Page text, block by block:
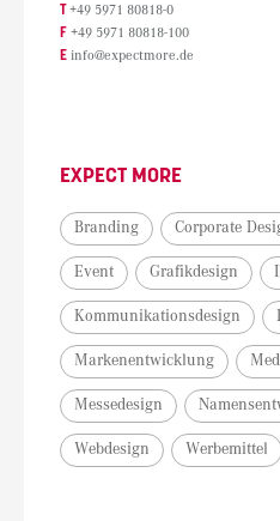
T +49 5971 80818-0
F +49 5971 80818-100
E info@expectmore.de
EXPECT MORE
Branding Corporate
Event Grafikdesign
Kommunikationsdesign
Markenentwicklung
Messedesign
Webdesign Werbemittel